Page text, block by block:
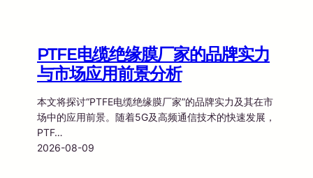
PTFE电缆绝缘膜厂家的品牌实力
与市场应用前景分析
本文将探讨“PTFE电缆绝缘膜厂家”的品牌实力及其在市
场中的应用前景。随着5G及高频通信技术的快速发展，
PTF…
2026-08-09